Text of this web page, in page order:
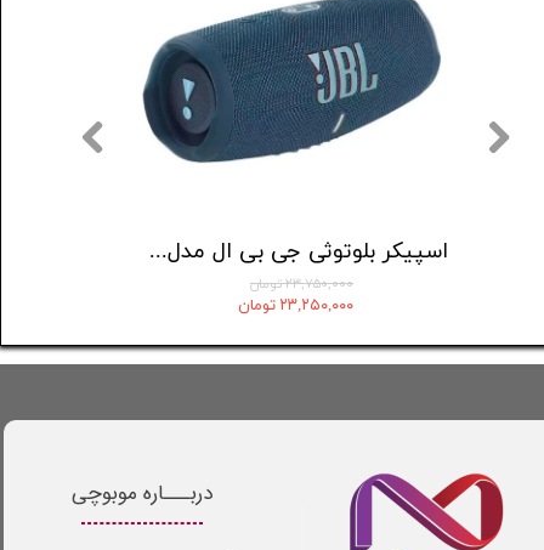
اسپیکر بلوتوثی جی بی ال مدل charge 5
۲۳,۷۵۰,۰۰۰ تومان
۲۳,۲۵۰,۰۰۰ تومان
دربـــاره موبوچی